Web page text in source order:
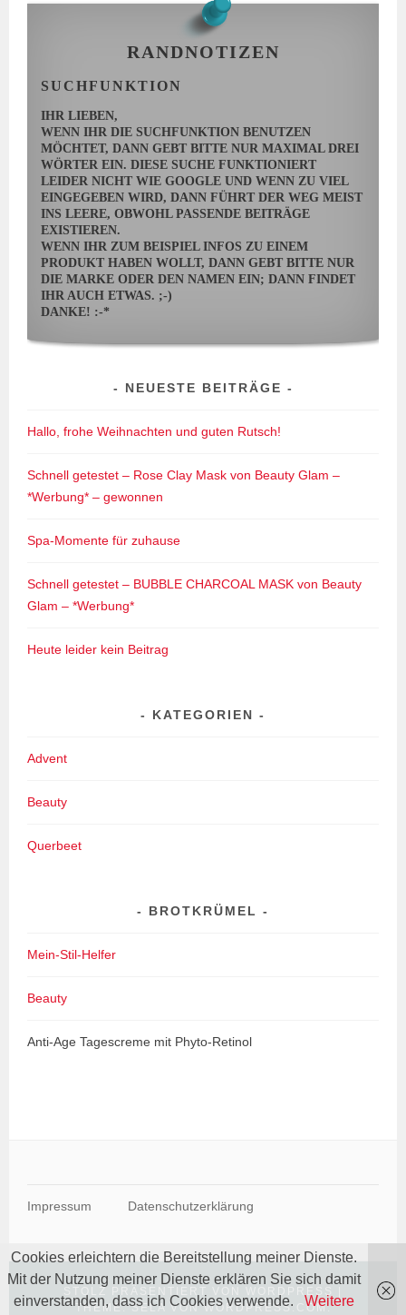
RANDNOTIZEN
SUCHFUNKTION
IHR LIEBEN,
WENN IHR DIE SUCHFUNKTION BENUTZEN
MÖCHTET, DANN GEBT BITTE NUR MAXIMAL DREI
WÖRTER EIN. DIESE SUCHE FUNKTIONIERT
LEIDER NICHT WIE GOOGLE UND WENN ZU VIEL
EINGEGEBEN WIRD, DANN FÜHRT DER WEG MEIST
INS LEERE, OBWOHL PASSENDE BEITRÄGE
EXISTIEREN.
WENN IHR ZUM BEISPIEL INFOS ZU EINEM
PRODUKT HABEN WOLLT, DANN GEBT BITTE NUR
DIE MARKE ODER DEN NAMEN EIN; DANN FINDET
IHR AUCH ETWAS. ;-)
DANKE! :-*
NEUESTE BEITRÄGE
Hallo, frohe Weihnachten und guten Rutsch!
Schnell getestet – Rose Clay Mask von Beauty Glam –
*Werbung* – gewonnen
Spa-Momente für zuhause
Schnell getestet – BUBBLE CHARCOAL MASK von Beauty
Glam – *Werbung*
Heute leider kein Beitrag
KATEGORIEN
Advent
Beauty
Querbeet
BROTKRÜMEL
Mein-Stil-Helfer
Beauty
Anti-Age Tagescreme mit Phyto-Retinol
Impressum Datenschutzerklärung
STOLZ PRÄSENTIERT VON WORDPRESS
THEME: SELA VONWORDPRESS.COM.
Cookies erleichtern die Bereitstellung meiner Dienste.
Mit der Nutzung meiner Dienste erklären Sie sich damit
einverstanden, dass ich Cookies verwende.
Weitere